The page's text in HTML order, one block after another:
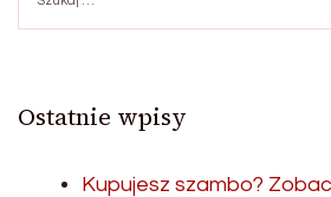
Ostatnie wpisy
Kupujesz szambo?